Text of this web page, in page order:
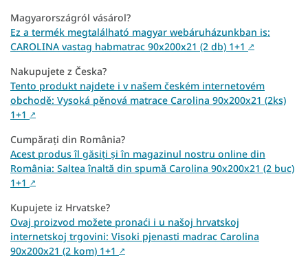
Magyarországról vásárol?
Ez a termék megtalálható magyar webáruházunkban is:
CAROLINA vastag habmatrac 90x200x21 (2 db) 1+1 ↗
Nakupujete z Česka?
Tento produkt najdete i v našem českém internetovém
obchodě: Vysoká pěnová matrace Carolina 90x200x21 (2ks)
1+1 ↗
Cumpărați din România?
Acest produs îl găsiți și în magazinul nostru online din
România: Saltea înaltă din spumă Carolina 90x200x21 (2 buc)
1+1 ↗
Kupujete iz Hrvatske?
Ovaj proizvod možete pronaći i u našoj hrvatskoj
internetskoj trgovini: Visoki pjenasti madrac Carolina
90x200x21 (2 kom) 1+1 ↗